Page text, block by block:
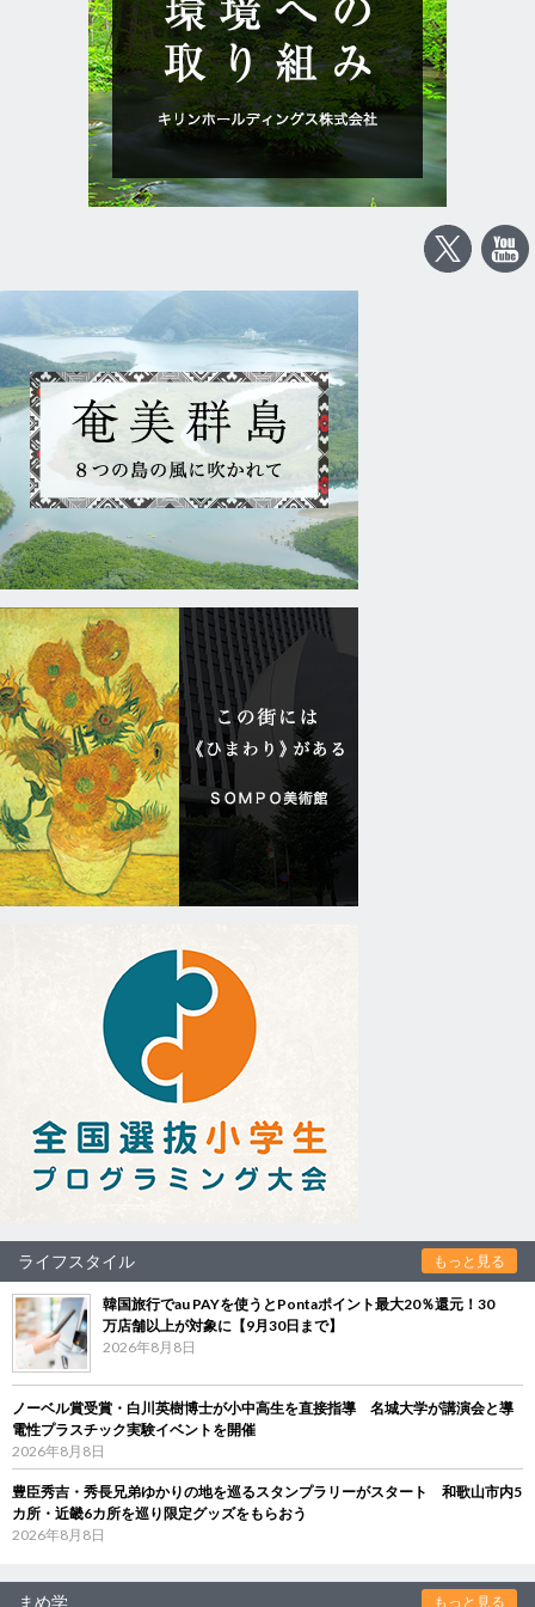
ライフスタイル もっと見る
韓国旅行でau PAYを使うとPontaポイント最大20％還元！30
万店舗以上が対象に【9月30日まで】
2026年8月8日
ノーベル賞受賞・白川英樹博士が小中高生を直接指導 名城大学が講演会と導
電性プラスチック実験イベントを開催
2026年8月8日
豊臣秀吉・秀長兄弟ゆかりの地を巡るスタンプラリーがスタート 和歌山市内5
カ所・近畿6カ所を巡り限定グッズをもらおう
2026年8月8日
まめ学 もっと見る